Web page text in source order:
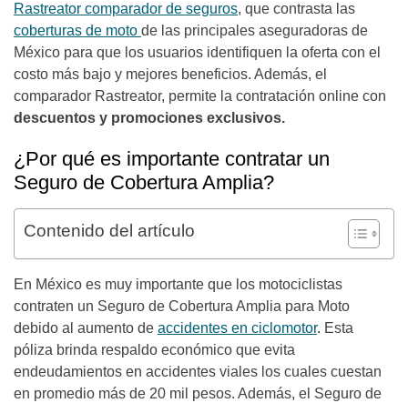
Rastreator comparador de seguros, que contrasta las
coberturas de moto de las principales aseguradoras de
México para que los usuarios identifiquen la oferta con el
costo más bajo y mejores beneficios. Además, el
comparador Rastreator, permite la contratación online con
descuentos y promociones exclusivos.
¿Por qué es importante contratar un
Seguro de Cobertura Amplia?
Contenido del artículo
En México es muy importante que los motociclistas
contraten un Seguro de Cobertura Amplia para Moto
debido al aumento de accidentes en ciclomotor. Esta
póliza brinda respaldo económico que evita
endeudamientos en accidentes viales los cuales cuestan
en promedio más de 20 mil pesos. Además, el Seguro de